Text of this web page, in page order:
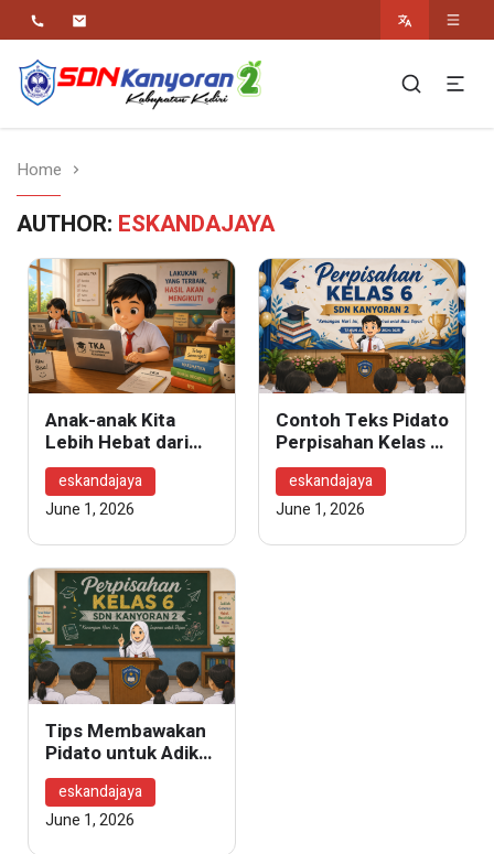
SDN Kanyoran 2
Kec.Semen Kab.Kediri
Religius Berwawasan Berbudaya
Home
AUTHOR: ESKANDAJAYA
Anak-anak Kita
Lebih Hebat dari
Angka TKA
eskandajaya
June 1, 2026
Contoh Teks Pidato
Perpisahan Kelas 6
oleh Adik Kelas
eskandajaya
June 1, 2026
Tips Membawakan
Pidato untuk Adik
Kelas
eskandajaya
June 1, 2026